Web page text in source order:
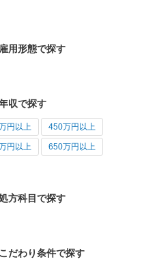
用形態で探す
収で探す
円以上 450万円以上
円以上 650万円以上
方科目で探す
だわり条件で探す